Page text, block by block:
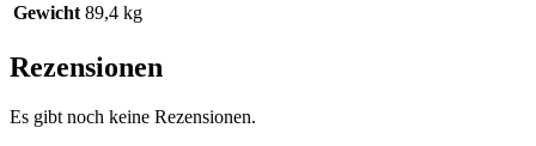
Gewicht 89,4 kg
Rezensionen
Es gibt noch keine Rezensionen.